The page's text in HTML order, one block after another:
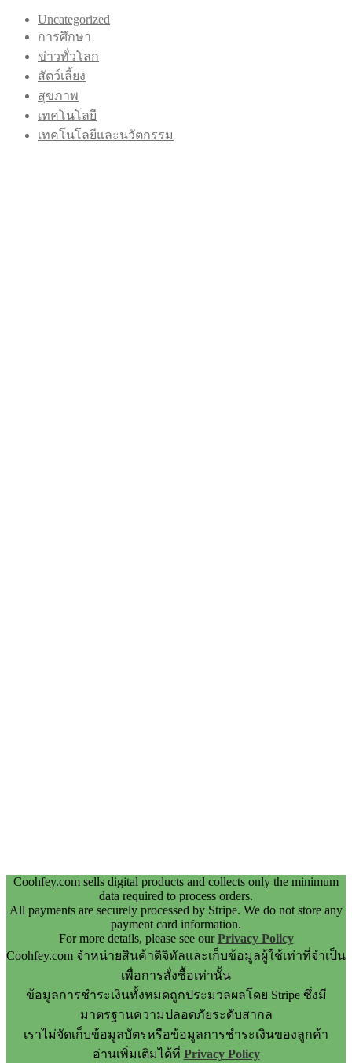
Uncategorized
การศึกษา
ข่าวทั่วโลก
สัตว์เลี้ยง
สุขภาพ
เทคโนโลยี
เทคโนโลยีและนวัตกรรม
Coohfey.com sells digital products and collects only the minimum
data required to process orders.
All payments are securely processed by Stripe. We do not store any
payment card information.
For more details, please see ourPrivacy Policy
Coohfey.com จำหน่ายสินค้าดิจิทัลและเก็บข้อมูลผู้ใช้เท่าที่จำเป็น
เพื่อการสั่งซื้อเท่านั้น
ข้อมูลการชำระเงินทั้งหมดถูกประมวลผลโดย Stripe ซึ่งมี
มาตรฐานความปลอดภัยระดับสากล
เราไม่จัดเก็บข้อมูลบัตรหรือข้อมูลการชำระเงินของลูกค้า
อ่านเพิ่มเติมได้ที่ Privacy Policy